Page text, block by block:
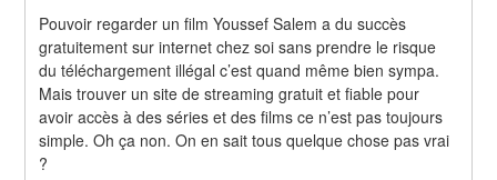
Pouvoir regarder un film Youssef Salem a du succès
gratuitement sur internet chez soi sans prendre le risque
du téléchargement illégal c’est quand même bien sympa.
Mais trouver un site de streaming gratuit et fiable pour
avoir accès à des séries et des films ce n’est pas toujours
simple. Oh ça non. On en sait tous quelque chose pas vrai
?